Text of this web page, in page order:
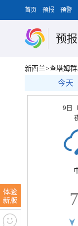
首页 预报 预警
预报
新西兰>查塔姆群
今天
9日
7